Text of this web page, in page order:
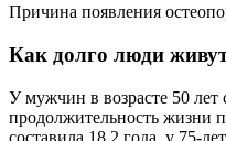
Причина появления
Как долго люди
У мужчин в возрасте 50 лет
продолжительность жизни
составила 18,2 года, у 75-